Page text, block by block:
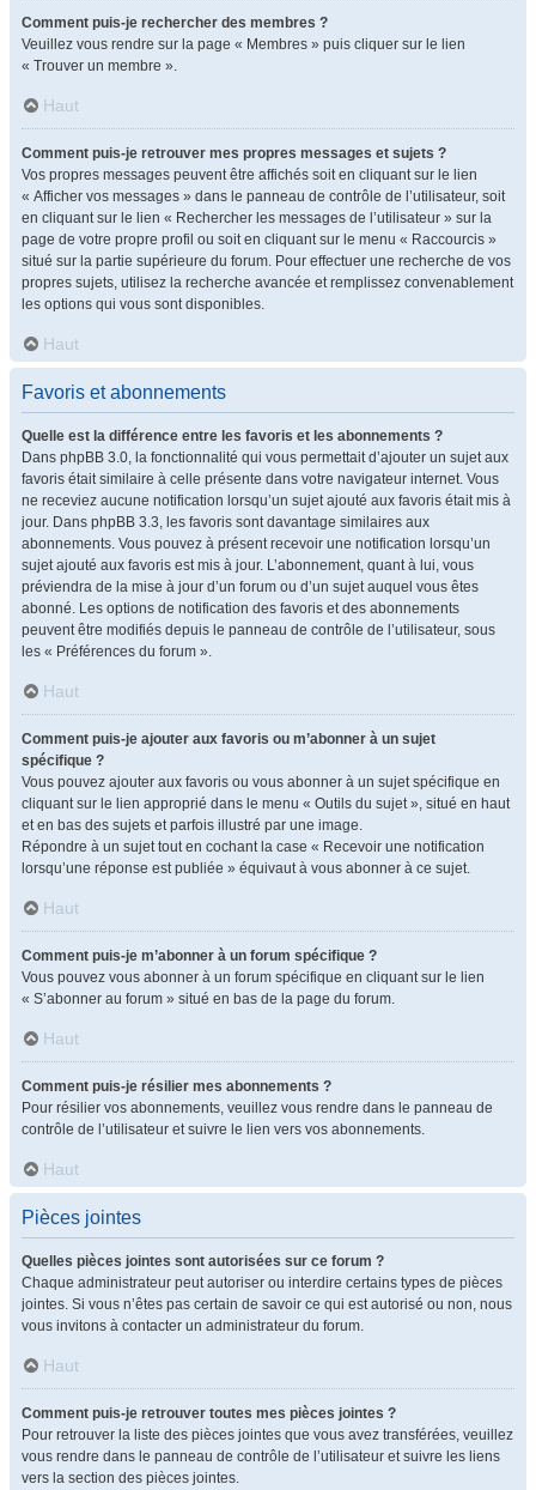
Comment puis-je rechercher des membres ?
Veuillez vous rendre sur la page « Membres » puis cliquer sur le lien
« Trouver un membre ».
Haut
Comment puis-je retrouver mes propres messages et sujets ?
Vos propres messages peuvent être affichés soit en cliquant sur le lien
« Afficher vos messages » dans le panneau de contrôle de l’utilisateur, soit
en cliquant sur le lien « Rechercher les messages de l’utilisateur » sur la
page de votre propre profil ou soit en cliquant sur le menu « Raccourcis »
situé sur la partie supérieure du forum. Pour effectuer une recherche de vos
propres sujets, utilisez la recherche avancée et remplissez convenablement
les options qui vous sont disponibles.
Haut
Favoris et abonnements
Quelle est la différence entre les favoris et les abonnements ?
Dans phpBB 3.0, la fonctionnalité qui vous permettait d’ajouter un sujet aux
favoris était similaire à celle présente dans votre navigateur internet. Vous
ne receviez aucune notification lorsqu’un sujet ajouté aux favoris était mis à
jour. Dans phpBB 3.3, les favoris sont davantage similaires aux
abonnements. Vous pouvez à présent recevoir une notification lorsqu’un
sujet ajouté aux favoris est mis à jour. L’abonnement, quant à lui, vous
préviendra de la mise à jour d’un forum ou d’un sujet auquel vous êtes
abonné. Les options de notification des favoris et des abonnements
peuvent être modifiés depuis le panneau de contrôle de l’utilisateur, sous
les « Préférences du forum ».
Haut
Comment puis-je ajouter aux favoris ou m’abonner à un sujet
spécifique ?
Vous pouvez ajouter aux favoris ou vous abonner à un sujet spécifique en
cliquant sur le lien approprié dans le menu « Outils du sujet », situé en haut
et en bas des sujets et parfois illustré par une image.
Répondre à un sujet tout en cochant la case « Recevoir une notification
lorsqu’une réponse est publiée » équivaut à vous abonner à ce sujet.
Haut
Comment puis-je m’abonner à un forum spécifique ?
Vous pouvez vous abonner à un forum spécifique en cliquant sur le lien
« S’abonner au forum » situé en bas de la page du forum.
Haut
Comment puis-je résilier mes abonnements ?
Pour résilier vos abonnements, veuillez vous rendre dans le panneau de
contrôle de l’utilisateur et suivre le lien vers vos abonnements.
Haut
Pièces jointes
Quelles pièces jointes sont autorisées sur ce forum ?
Chaque administrateur peut autoriser ou interdire certains types de pièces
jointes. Si vous n’êtes pas certain de savoir ce qui est autorisé ou non, nous
vous invitons à contacter un administrateur du forum.
Haut
Comment puis-je retrouver toutes mes pièces jointes ?
Pour retrouver la liste des pièces jointes que vous avez transférées, veuillez
vous rendre dans le panneau de contrôle de l’utilisateur et suivre les liens
vers la section des pièces jointes.